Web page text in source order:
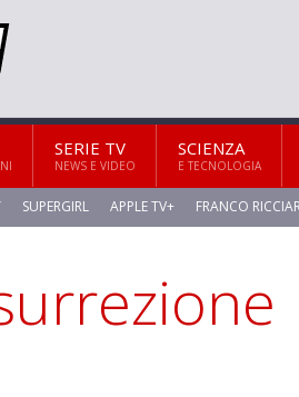
SERIE TV
NEWS E VIDEO
SCIENZA
E TECNOLOGIA
SUPERGIRL APPLE TV+ FRANCO